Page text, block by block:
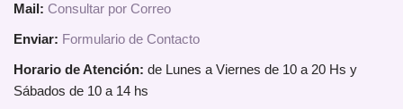
Mail: Consultar por Correo
Enviar: Formulario de Contacto
Horario de Atención: de Lunes a Viernes de 10 a 20 Hs y
Sábados de 10 a 14 hs